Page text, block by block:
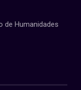
de Humanidades